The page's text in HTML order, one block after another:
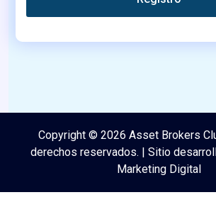
Copyright © 2026 Asset Brokers
derechos reservados. | Sitio
Marketing Digital